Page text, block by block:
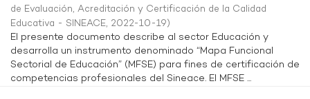
de Evaluación, Acreditación y Certificación de la Calidad
Educativa - SINEACE, 2022-10-19)
El presente documento describe al sector Educación y
desarrolla un instrumento denominado “Mapa Funcional
Sectorial de Educación” (MFSE) para fines de certificación de
competencias profesionales del Sineace. El MFSE ...